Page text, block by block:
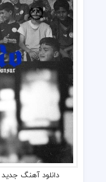
دانلود آهنگ جدید